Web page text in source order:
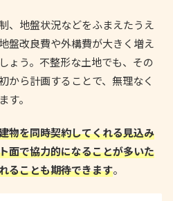
、地盤状況などをふまえたうえ
盤改良費や外構費が大きく増え
ょう。不整形な土地でも、その
から計画することで、無理なく
す。
物を同時契約してくれる見込み
面で協力的になることが多いた
ることも期待できます。